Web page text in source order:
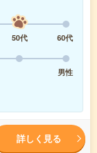
50代
60代
男性
詳しく見る